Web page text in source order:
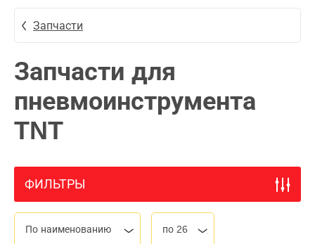
Запчасти
Запчасти для
пневмоинструмента
TNT
ФИЛЬТРЫ
По наименованию по 26